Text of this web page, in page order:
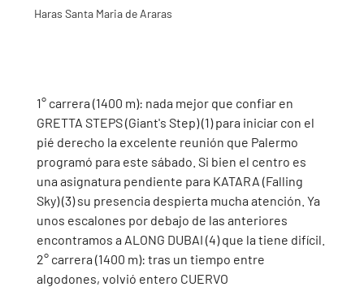
Haras Santa Maria de Araras
1° carrera (1400 m): nada mejor que confiar en
GRETTA STEPS (Giant's Step) (1) para iniciar con el
pié derecho la excelente reunión que Palermo
programó para este sábado. Si bien el centro es
una asignatura pendiente para KATARA (Falling
Sky) (3) su presencia despierta mucha atención. Ya
unos escalones por debajo de las anteriores
encontramos a ALONG DUBAI (4) que la tiene difícil.
2° carrera (1400 m): tras un tiempo entre
algodones, volvió entero CUERVO